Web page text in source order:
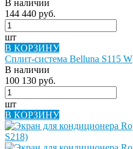
В наличии
144 440 руб.
шт
В КОРЗИНУ
Сплит-система Belluna S115 W
В наличии
100 130 руб.
шт
В КОРЗИНУ